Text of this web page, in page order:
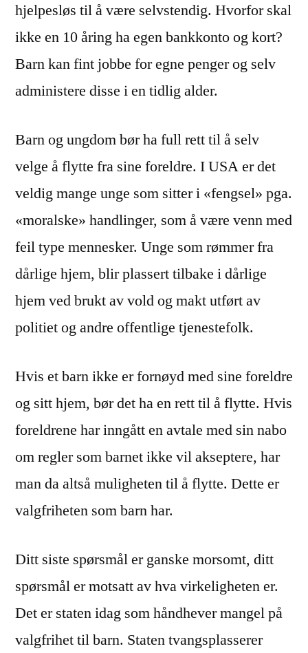
hjelpesløs til å være selvstendig. Hvorfor skal
ikke en 10 åring ha egen bankkonto og kort?
Barn kan fint jobbe for egne penger og selv
administere disse i en tidlig alder.
Barn og ungdom bør ha full rett til å selv
velge å flytte fra sine foreldre. I USA er det
veldig mange unge som sitter i «fengsel» pga.
«moralske» handlinger, som å være venn med
feil type mennesker. Unge som rømmer fra
dårlige hjem, blir plassert tilbake i dårlige
hjem ved brukt av vold og makt utført av
politiet og andre offentlige tjenestefolk.
Hvis et barn ikke er fornøyd med sine foreldre
og sitt hjem, bør det ha en rett til å flytte. Hvis
foreldrene har inngått en avtale med sin nabo
om regler som barnet ikke vil akseptere, har
man da altså muligheten til å flytte. Dette er
valgfriheten som barn har.
Ditt siste spørsmål er ganske morsomt, ditt
spørsmål er motsatt av hva virkeligheten er.
Det er staten idag som håndhever mangel på
valgfrihet til barn. Staten tvangsplasserer